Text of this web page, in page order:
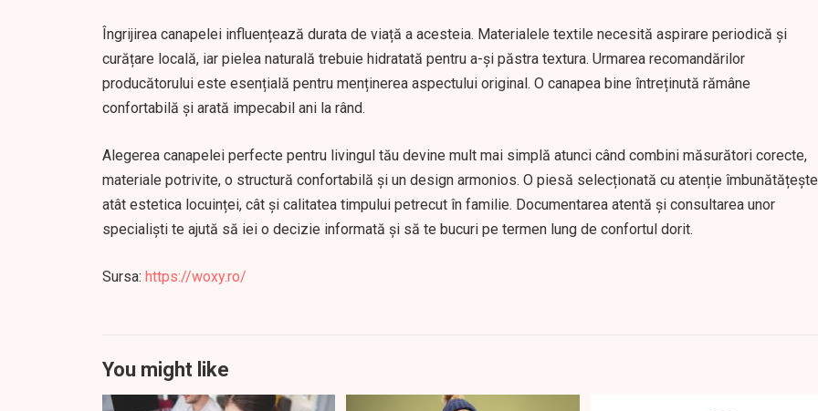
Îngrijirea canapelei influențează durata de viață a acesteia. Materialele textile necesită aspirare periodică și
curățare locală, iar pielea naturală trebuie hidratată pentru a-și păstra textura. Urmarea recomandărilor
producătorului este esențială pentru menținerea aspectului original. O canapea bine întreținută rămâne
confortabilă și arată impecabil ani la rând.
Alegerea canapelei perfecte pentru livingul tău devine mult mai simplă atunci când combini măsurători corecte,
materiale potrivite, o structură confortabilă și un design armonios. O piesă selecționată cu atenție îmbunătățește
atât estetica locuinței, cât și calitatea timpului petrecut în familie. Documentarea atentă și consultarea unor
specialiști te ajută să iei o decizie informată și să te bucuri pe termen lung de confortul dorit.
Sursa: https://woxy.ro/
You might like